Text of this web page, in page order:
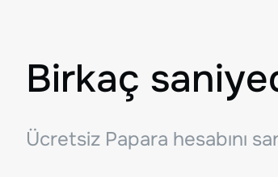
Birkaç
Ücretsiz Papara hesabını